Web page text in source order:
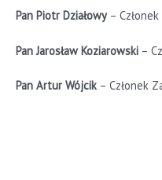
Pan Piotr Działowy– Członek
Pan Jarosław Koziarowski –
Pan Artur Wójcik– Członek